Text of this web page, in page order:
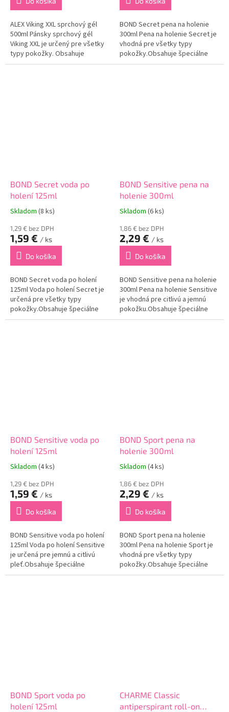
ALEX Viking XXL sprchový gél
500ml Pánsky sprchový gél
Viking XXL je určený pre všetky
typy pokožky. Obsahuje
špeciálne zloženie, vďaka
BOND Secret pena na holenie
300ml Pena na holenie Secret je
vhodná pre všetky typy
pokožky.Obsahuje špeciálne
zloženie, ktoré blahodarne
BOND Secret voda po
holení 125ml
Skladom (8 ks)
1,29 € bez DPH
1,59 € / ks
Do košíka
BOND Secret voda po holení
125ml Voda po holení Secret je
určená pre všetky typy
pokožky.Obsahuje špeciálne
zloženie, vďaka ktorému
BOND Sensitive pena na
holenie 300ml
Skladom (6 ks)
1,86 € bez DPH
2,29 € / ks
Do košíka
BOND Sensitive pena na holenie
300ml Pena na holenie Sensitive
je vhodná pre citlivú a jemnú
pokožku.Obsahuje špeciálne
zloženie, ktoré blahodarne
BOND Sensitive voda po
holení 125ml
Skladom (4 ks)
1,29 € bez DPH
1,59 € / ks
Do košíka
BOND Sensitive voda po holení
125ml Voda po holení Sensitive
je určená pre jemnú a citlivú
pleť.Obsahuje špeciálne
zloženie, vďaka ktorému
BOND Sport pena na
holenie 300ml
Skladom (4 ks)
1,86 € bez DPH
2,29 € / ks
Do košíka
BOND Sport pena na holenie
300ml Pena na holenie Sport je
vhodná pre všetky typy
pokožky.Obsahuje špeciálne
zloženie, ktoré blahodarne
BOND Sport voda po
holení 125ml
CHARME Classic
antiperspirant roll-on